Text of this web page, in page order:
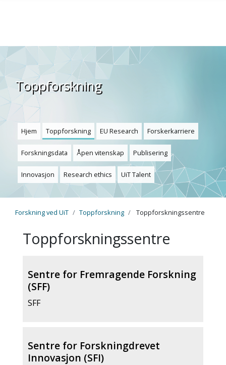
Skip to main content
Toppforskning
Hjem Toppforskning EU Research Forskerkarriere
Forskningsdata Åpen vitenskap Publisering
Innovasjon Research ethics UiT Talent
Forskning ved UiT Toppforskning Toppforskningssentre
Toppforskningssentre
Sentre for Fremragende Forskning
(SFF)
SFF
Sentre for Forskningdrevet
Innovasjon (SFI)